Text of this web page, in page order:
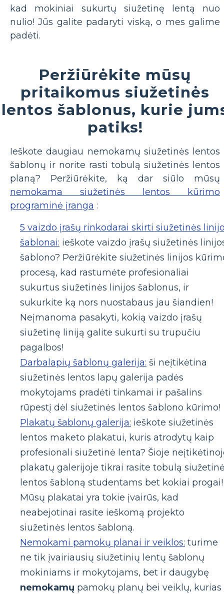
kad mokiniai sukurtų siužetinę lentą nuo
nulio! Jūs galite padaryti viską, o mes galime
padėti.
Peržiūrėkite mūsų
pritaikomus siužetinės
lentos šablonus, kurie
patiks!
Ieškote daugiau nemokamų siužetinės lentos
šablonų ir norite rasti tobulą siužetinės lentos
planą? Peržiūrėkite, ką dar siūlo mūsų
nemokama siužetinės lentos kūrimo
programinė įranga :
5 vaizdo įrašų rinkodarai skirti siužetinės
šablonai: ieškote vaizdo įrašų siužetinės
šablono? Peržiūrėkite siužetinės linijos
procesą, kad rastumėte profesionaliai
sukurtus siužetinės linijos šablonus, ir
sukurkite ką nors nuostabaus jau šiandien!
Neįmanoma pasakyti, kokią vaizdo įrašų
siužetinę liniją galite sukurti su trupučiu
pagalbos!
Darbalapių šablonų galerija: ši neįtikėtina
siužetinės lentos lapų galerija padės
mokytojams pradėti tinkamai ir pašalins
rūpestį dėl siužetinės lentos šablono kūrimo!
Plakatų šablonų galerija: ieškote siužetinės
lentos maketo plakatui, kuris atrodytų kaip
profesionali siužetinė lenta? Šioje
plakatų galerijoje tikrai rasite tobulą
lentos šabloną studentams bet kokiai progai!
Mūsų plakatai yra tokie įvairūs, kad
neabejotinai rasite ieškomą projekto
siužetinės lentos šabloną.
Nemokami pamokų planai ir veiklos: turime
ne tik įvairiausių siužetinių lentų šablonų
mokiniams ir mokytojams, bet ir daugybę
nemokamų pamokų planų bei veiklų, kurias